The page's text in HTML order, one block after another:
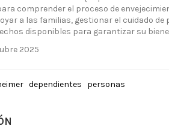
comprender el proceso de
a las familias, gestionar el cuidado
disponibles para garantizar su
2025
dependientes personas